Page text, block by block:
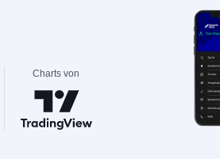
Charts von